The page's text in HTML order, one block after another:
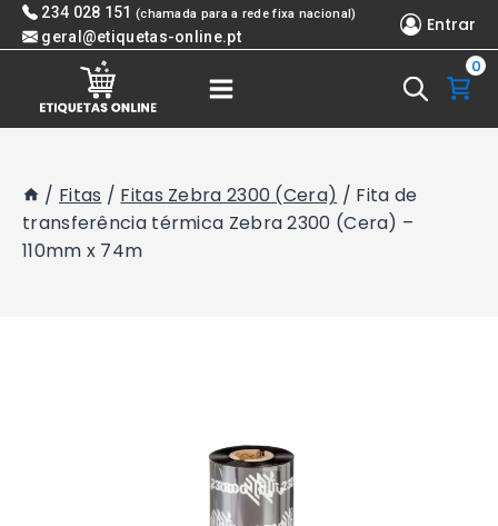
Skip 234 028 151 (chamada para a rede fixa nacional)
geral@etiquetas-online.pt
Entrar
0
/ Fitas / Fitas Zebra 2300 (Cera) / Fita de
transferência térmica Zebra 2300 (Cera) –
110mm x 74m